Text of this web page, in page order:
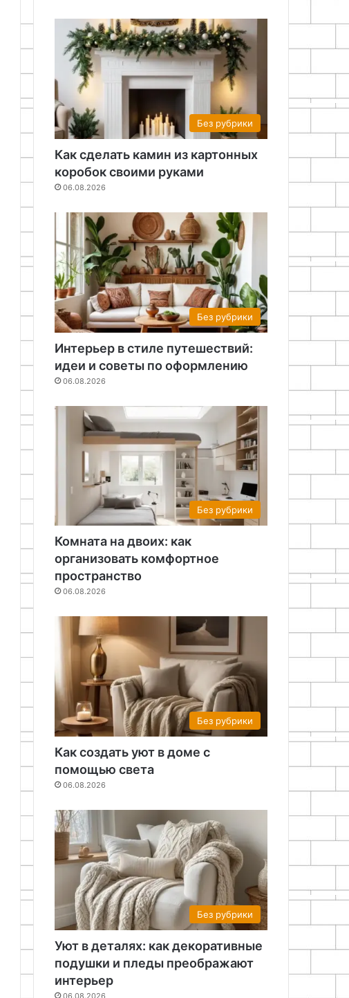
Без рубрики
Как сделать камин из картонных
коробок своими руками
06.08.2026
Без рубрики
Интерьер в стиле путешествий:
идеи и советы по оформлению
06.08.2026
Без рубрики
Комната на двоих: как
организовать комфортное
пространство
06.08.2026
Без рубрики
Как создать уют в доме с
помощью света
06.08.2026
Без рубрики
Уют в деталях: как декоративные
подушки и пледы преображают
интерьер
06.08.2026